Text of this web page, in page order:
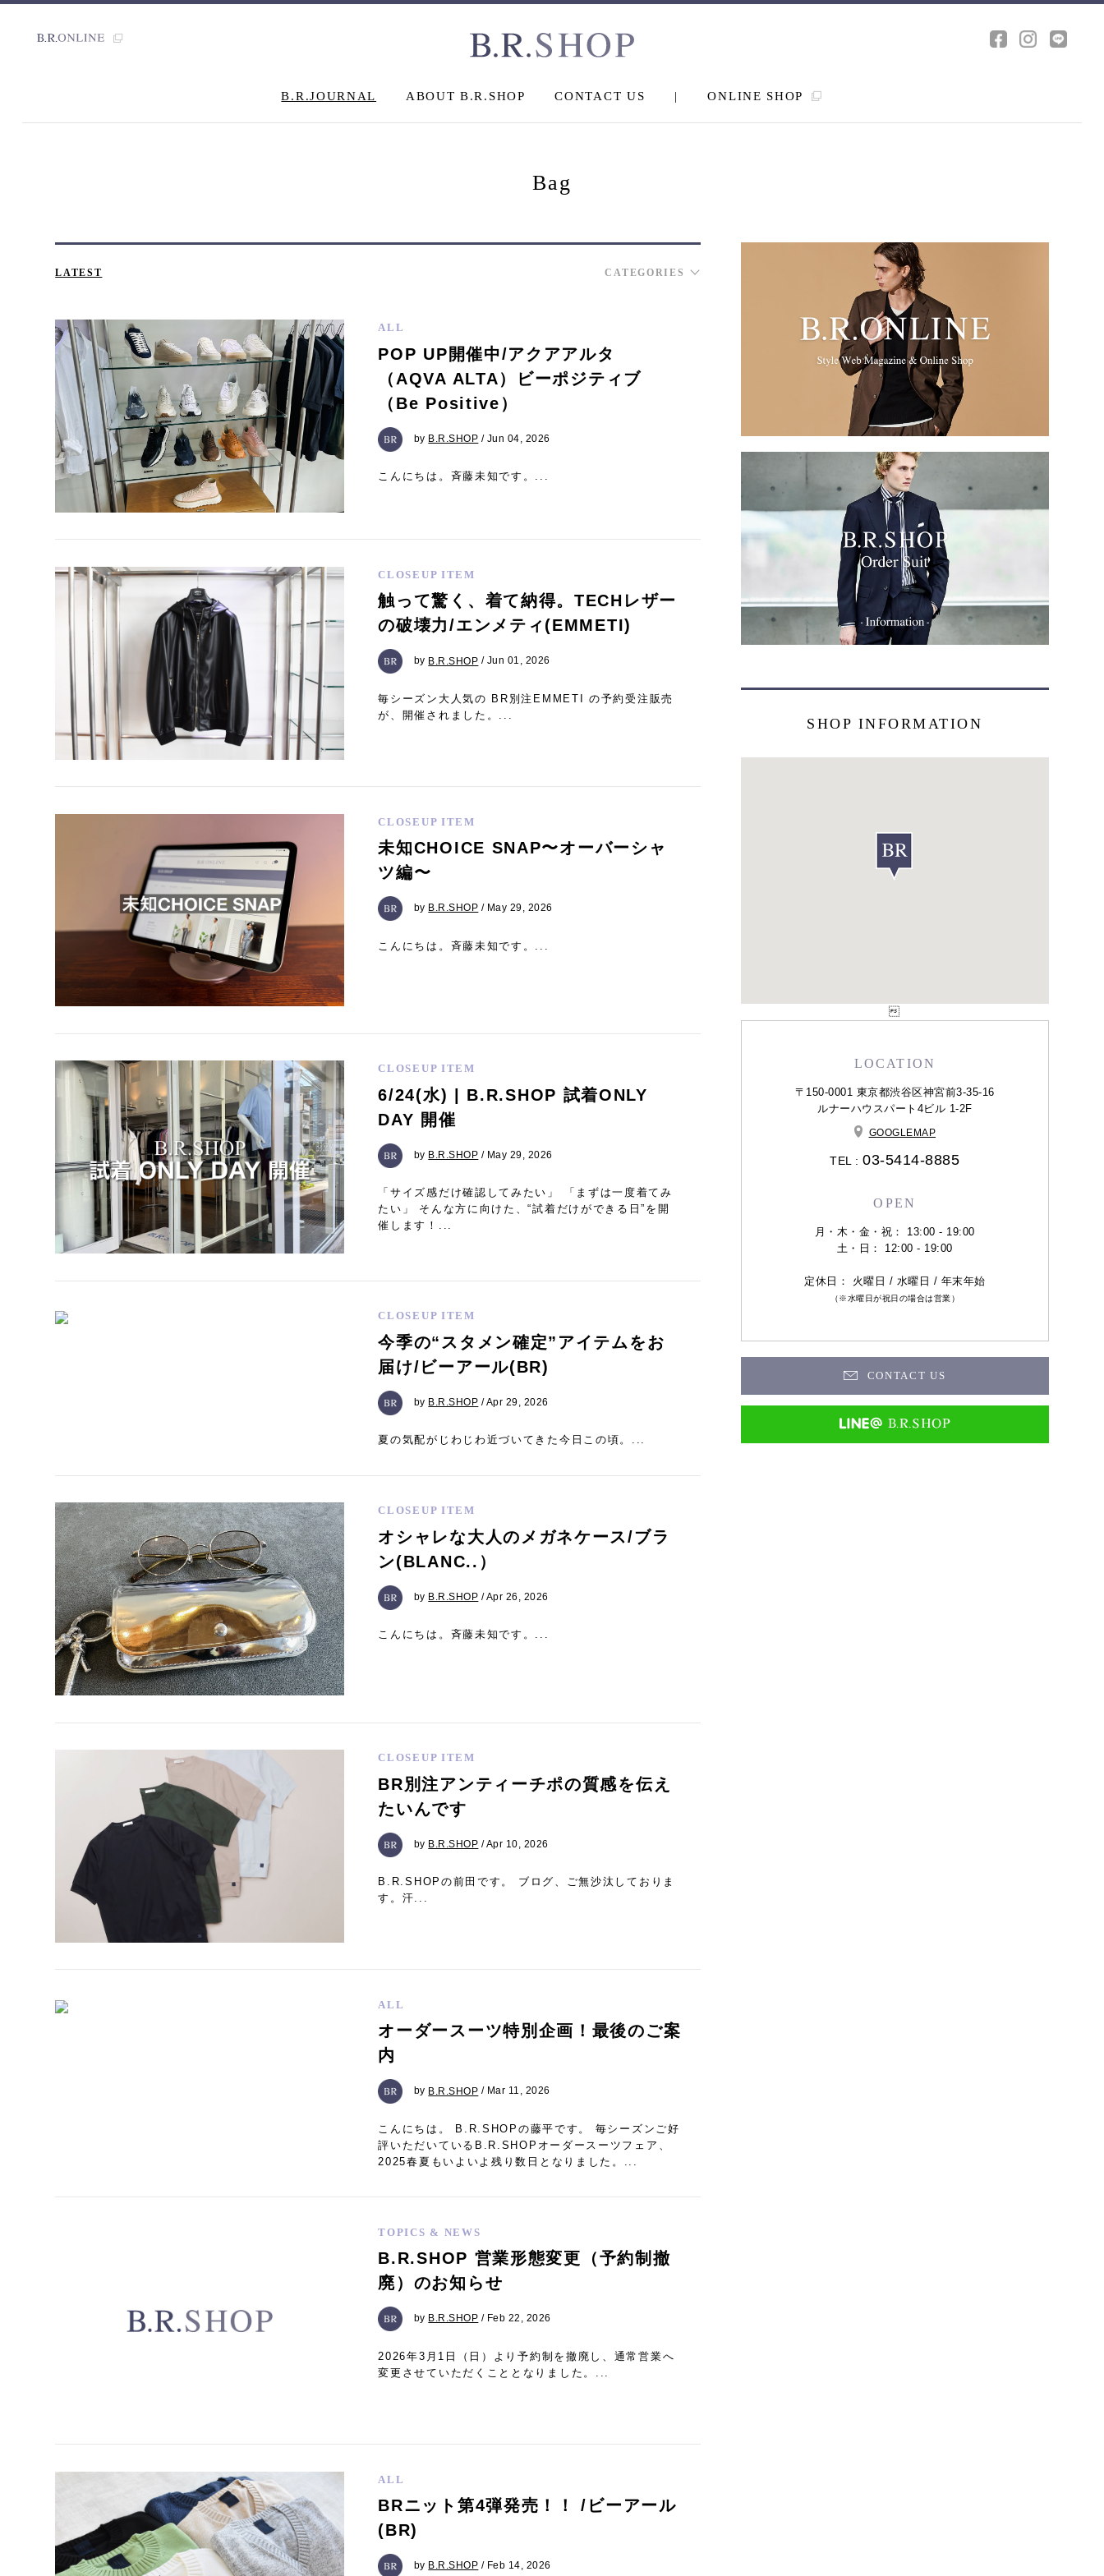
B.R.JOURNAL ABOUT B.R.SHOP CONTACT US | ONLINE SHOP
Bag
LATEST CATEGORIES
ALL
POP UP開催中/アクアアルタ
（AQVA ALTA）ビーポジティブ
（Be Positive）
by B.R.SHOP / Jun 04, 2026
こんにちは。斉藤未知です。...
CLOSEUP ITEM
触って驚く、着て納得。TECHレザー
の破壊力/エンメティ(EMMETI)
by B.R.SHOP / Jun 01, 2026
毎シーズン大人気の BR別注EMMETI の予約受注販売
が、開催されました。...
CLOSEUP ITEM
未知CHOICE SNAP〜オーバーシャ
ツ編〜
by B.R.SHOP / May 29, 2026
こんにちは。斉藤未知です。...
CLOSEUP ITEM
6/24(水) | B.R.SHOP 試着ONLY
DAY 開催
by B.R.SHOP / May 29, 2026
「サイズ感だけ確認してみたい」 「まずは一度着てみ
たい」 そんな方に向けた、“試着だけができる日”を開
催します！...
CLOSEUP ITEM
今季の“スタメン確定”アイテムをお
届け/ビーアール(BR)
by B.R.SHOP / Apr 29, 2026
夏の気配がじわじわ近づいてきた今日この頃。...
CLOSEUP ITEM
オシャレな大人のメガネケース/ブラ
ン(BLANC..）
by B.R.SHOP / Apr 26, 2026
こんにちは。斉藤未知です。...
CLOSEUP ITEM
BR別注アンティーチポの質感を伝え
たいんです
by B.R.SHOP / Apr 10, 2026
B.R.SHOPの前田です。 ブログ、ご無沙汰しておりま
す。汗...
ALL
オーダースーツ特別企画！最後のご案
内
by B.R.SHOP / Mar 11, 2026
こんにちは。 B.R.SHOPの藤平です。 毎シーズンご好
評いただいているB.R.SHOPオーダースーツフェア、
2025春夏もいよいよ残り数日となりました。...
TOPICS & NEWS
B.R.SHOP 営業形態変更（予約制撤
廃）のお知らせ
by B.R.SHOP / Feb 22, 2026
2026年3月1日（日）より予約制を撤廃し、通常営業へ
変更させていただくこととなりました。...
ALL
BRニット第4弾発売！！ /ビーアール
(BR)
by B.R.SHOP / Feb 14, 2026
SHOP INFORMATION
LOCATION
〒150-0001 東京都渋谷区神宮前3-35-16
ルナーハウスパート4ビル 1-2F
GOOGLEMAP
TEL :03-5414-8885
OPEN
月・木・金・祝： 13:00 - 19:00
土・日： 12:00 - 19:00
定休日： 火曜日 / 水曜日 / 年末年始
（※水曜日が祝日の場合は営業）
CONTACT US